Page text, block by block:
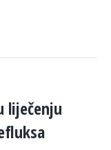
liječenju